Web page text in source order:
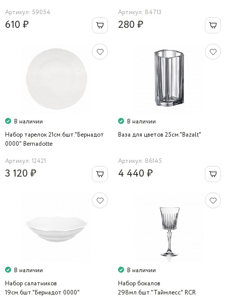
Артикул: 59054
610 ₽
Артикул: 84713
280 ₽
В наличии
Набор тарелок 21см.6шт."Бернадот
0000" Bernadotte
Артикул: 12421
3 120 ₽
В наличии
Ваза для цветов 25см."Bazalt"
Артикул: 86145
4 440 ₽
В наличии
Набор салатников
19см.6шт."Бернадот 0000"
В наличии
Набор бокалов
298мл.6шт."Таймлесс" RCR